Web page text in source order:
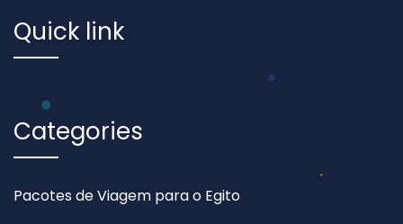
Quick link
Categories
Pacotes de Viagem para o Egito